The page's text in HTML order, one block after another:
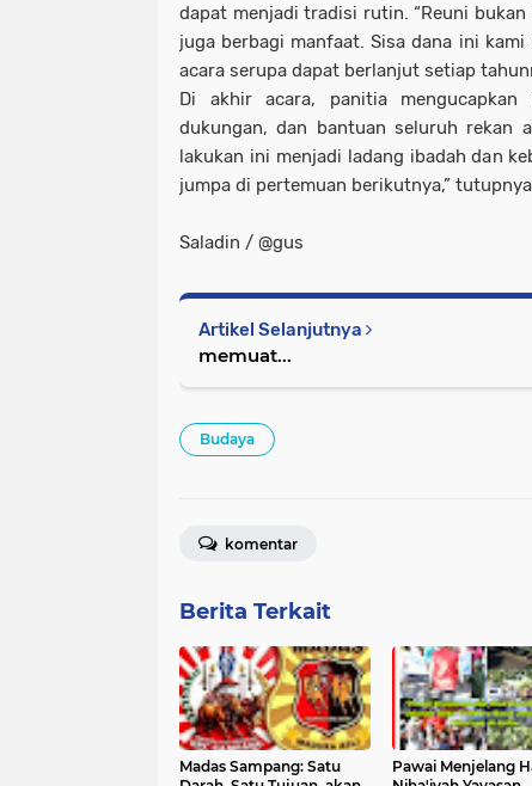
dapat menjadi tradisi rutin. “Reuni
juga berbagi manfaat. Sisa dana ini
acara serupa dapat berlanjut setiap
Di akhir acara, panitia
dukungan, dan bantuan seluruh rekan
lakukan ini menjadi ladang ibadah dan
jumpa di pertemuan berikutnya,”
Saladin / @gus
Artikel Selanjutnya
memuat...
Budaya
komentar
Berita Terkait
Madas Sampang: Satu
Pawai Menjelang